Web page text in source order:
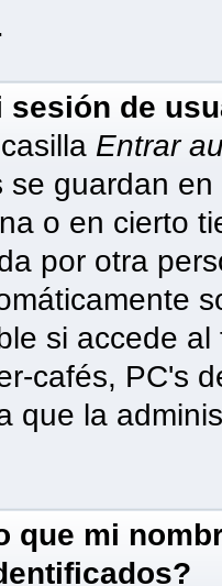
sesión de
Entrar
se guardan
o en cierto
por otra
si accede
cafés, PC's
que la
que mi